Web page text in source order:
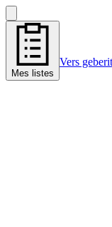
Mes listes
Vers